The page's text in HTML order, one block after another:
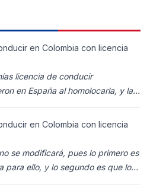
en Colombia con licencia
licencia de conducir
en España al homolocarla, y la
en Colombia con licencia
se modificará, pues lo primero es
para ello, y lo segundo es que los